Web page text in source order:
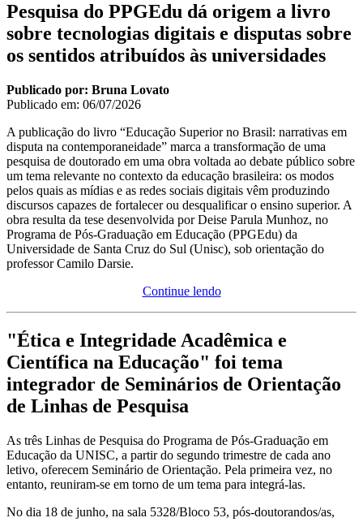
Pesquisa do PPGEdu dá origem a livro
sobre tecnologias digitais e disputas sobre
os sentidos atribuídos às universidades
Publicado por: Bruna Lovato
Publicado em: 06/07/2026
A publicação do livro “Educação Superior no Brasil: narrativas em
disputa na contemporaneidade” marca a transformação de uma
pesquisa de doutorado em uma obra voltada ao debate público sobre
um tema relevante no contexto da educação brasileira: os modos
pelos quais as mídias e as redes sociais digitais vêm produzindo
discursos capazes de fortalecer ou desqualificar o ensino superior. A
obra resulta da tese desenvolvida por Deise Parula Munhoz, no
Programa de Pós-Graduação em Educação (PPGEdu) da
Universidade de Santa Cruz do Sul (Unisc), sob orientação do
professor Camilo Darsie.
Continue lendo
"Ética e Integridade Acadêmica e
Científica na Educação" foi tema
integrador de Seminários de Orientação
de Linhas de Pesquisa
As três Linhas de Pesquisa do Programa de Pós-Graduação em
Educação da UNISC, a partir do segundo trimestre de cada ano
letivo, oferecem Seminário de Orientação. Pela primeira vez, no
entanto, reuniram-se em torno de um tema para integrá-las.
No dia 18 de junho, na sala 5328/Bloco 53, pós-doutorandos/as,